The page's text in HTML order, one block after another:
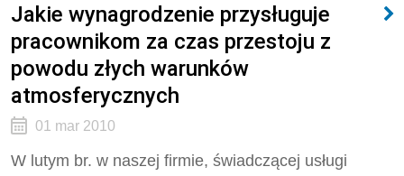
Jakie wynagrodzenie przysługuje
pracownikom za czas przestoju z
powodu złych warunków
atmosferycznych
01 mar 2010
W lutym br. w naszej firmie, świadczącej usługi